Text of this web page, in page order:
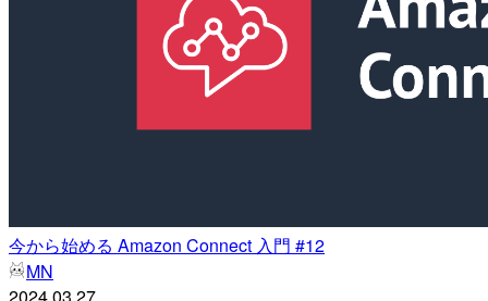
今から始める Amazon Connect 入門 #12
MN
2024.03.27